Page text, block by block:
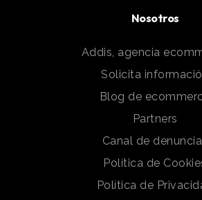
Nosotros
Addis, agencia
Solicita
Blog de
Partners
Canal de
Política de
Política de